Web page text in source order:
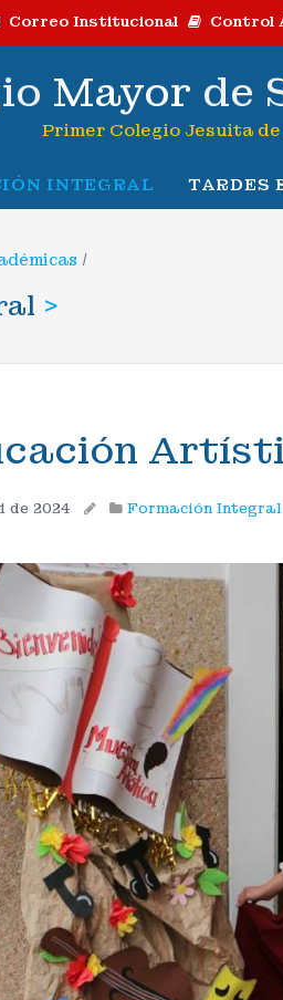
Correo Institucional Control
Mayor de
Primer Colegio Jesuita
INTEGRAL TARDES
/
>
de 2024 Formación Integral